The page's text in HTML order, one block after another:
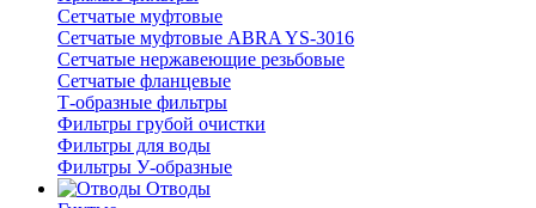
Сетчатые муфтовые
Сетчатые муфтовые ABRA YS-3016
Сетчатые нержавеющие резьбовые
Сетчатые фланцевые
Т-образные фильтры
Фильтры грубой очистки
Фильтры для воды
Фильтры У-образные
Отводы